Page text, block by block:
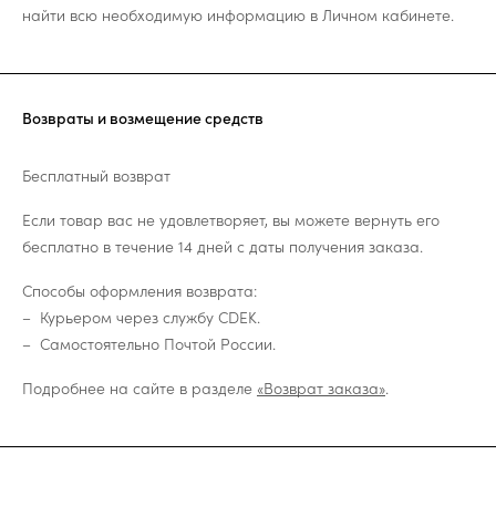
найти всю необходимую информацию в Личном кабинете.
Возвраты и возмещение средств
Бесплатный возврат
Если товар вас не удовлетворяет, вы можете вернуть его
бесплатно в течение 14 дней с даты получения заказа.
Способы оформления возврата:
Курьером через службу CDEK.
Самостоятельно Почтой России.
Подробнее на сайте в разделе «Возврат заказа».